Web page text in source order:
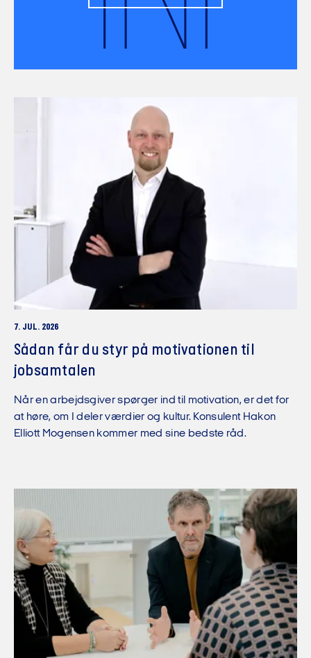
7. JUL. 2026
Sådan får du styr på motivationen til
jobsamtalen
Når en arbejdsgiver spørger ind til motivation, er det for
at høre, om I deler værdier og kultur. Konsulent Hakon
Elliott Mogensen kommer med sine bedste råd.